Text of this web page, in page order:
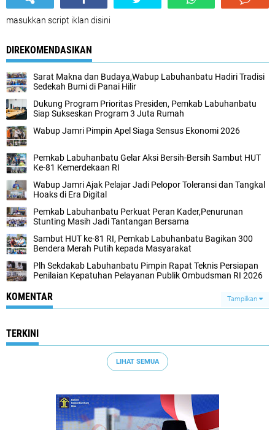
masukkan script iklan disini
DIREKOMENDASIKAN
Sarat Makna dan Budaya,Wabup Labuhanbatu Hadiri Tradisi
Sedekah Bumi di Panai Hilir
Dukung Program Prioritas Presiden, Pemkab Labuhanbatu
Siap Sukseskan Program 3 Juta Rumah
Wabup Jamri Pimpin Apel Siaga Sensus Ekonomi 2026
Pemkab Labuhanbatu Gelar Aksi Bersih-Bersih Sambut HUT
Ke-81 Kemerdekaan RI
Wabup Jamri Ajak Pelajar Jadi Pelopor Toleransi dan Tangkal
Hoaks di Era Digital
Pemkab Labuhanbatu Perkuat Peran Kader,Penurunan
Stunting Masih Jadi Tantangan Bersama
Sambut HUT ke-81 RI, Pemkab Labuhanbatu Bagikan 300
Bendera Merah Putih kepada Masyarakat
Plh Sekdakab Labuhanbatu Pimpin Rapat Teknis Persiapan
Penilaian Kepatuhan Pelayanan Publik Ombudsman RI 2026
KOMENTAR Tampilkan
TERKINI
LIHAT SEMUA